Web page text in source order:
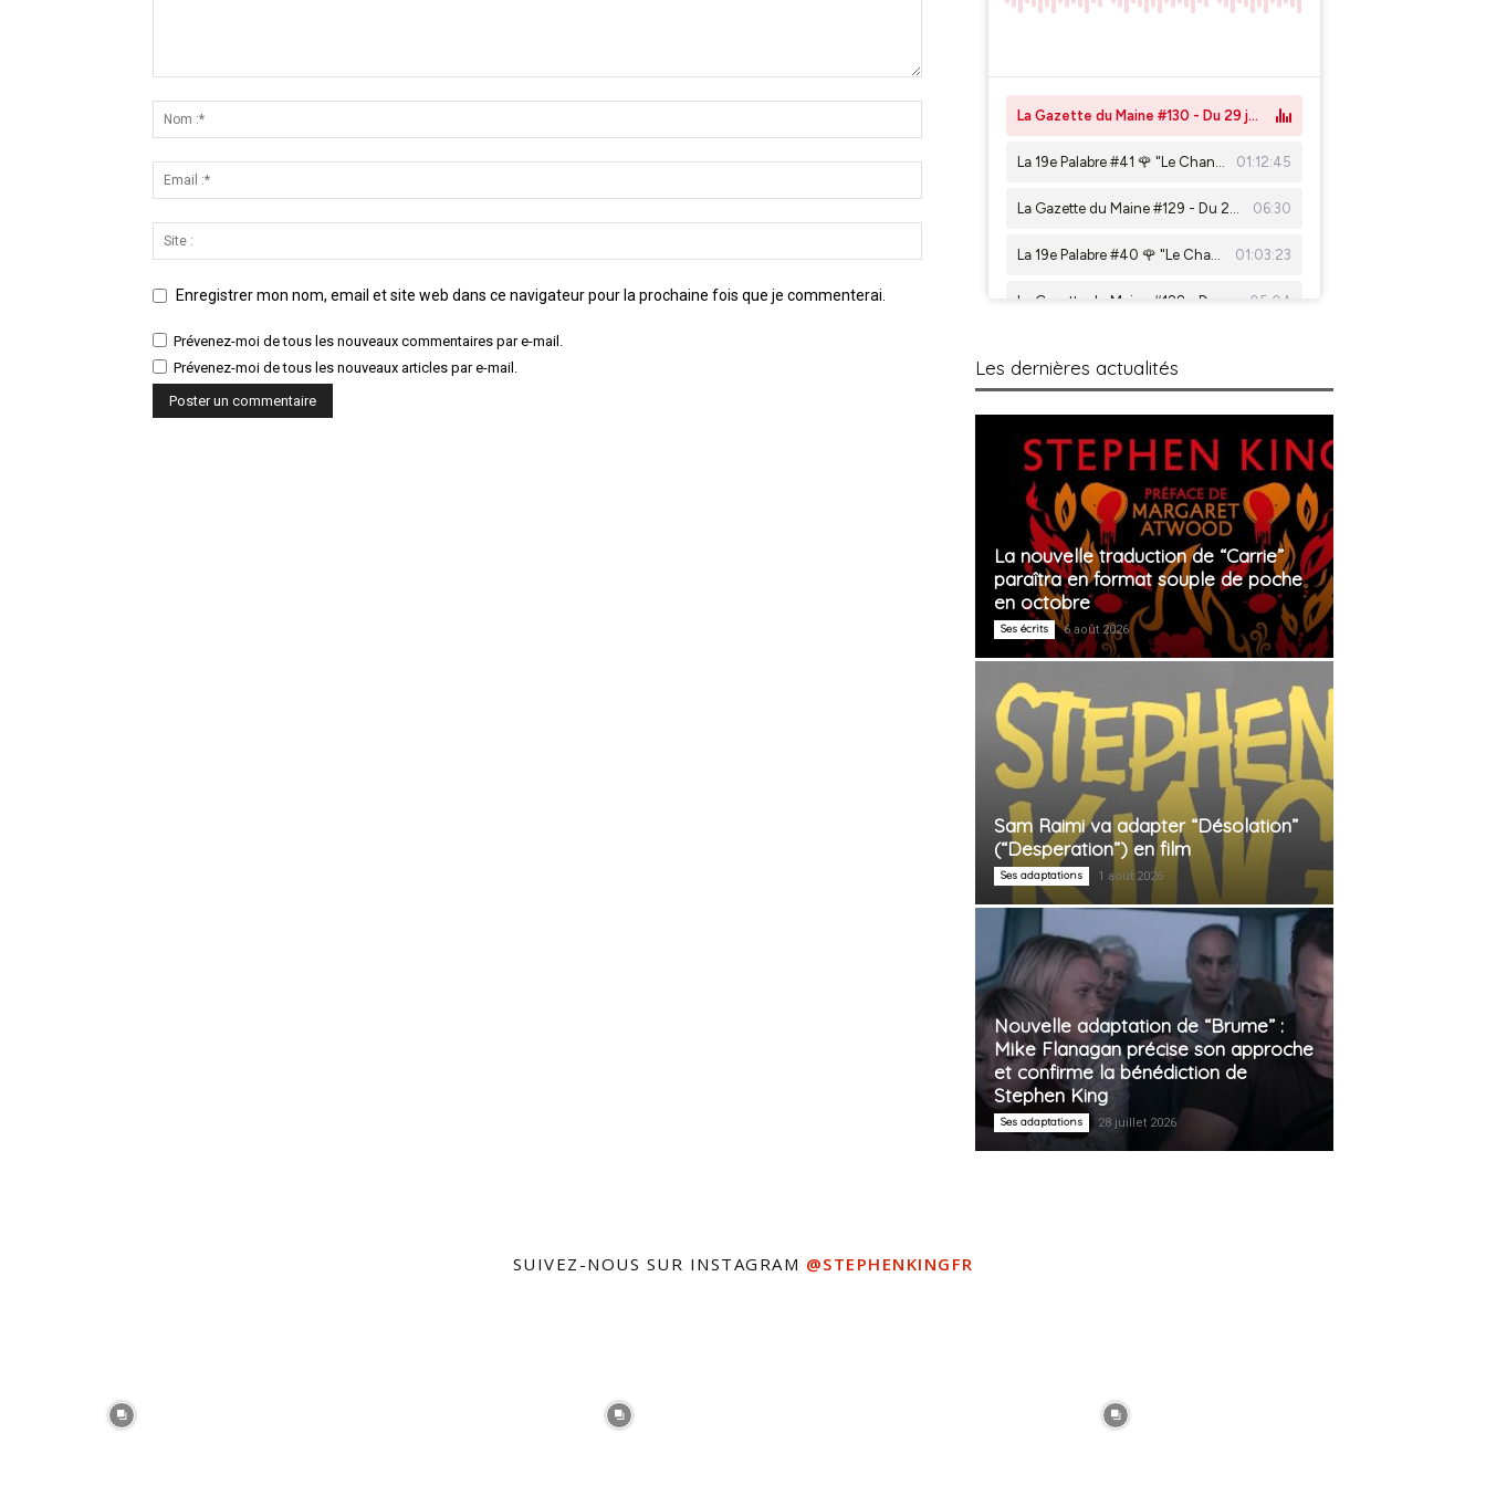
Enregistrer mon nom, email et site web dans ce navigateur pour la prochaine fois que je commenterai.
Prévenez-moi de tous les nouveaux commentaires par e-mail.
Prévenez-moi de tous les nouveaux articles par e-mail.
Les dernières actualités
La nouvelle traduction de “Carrie”
paraîtra en format souple de poche
en octobre
Ses écrits 6 août 2026
Sam Raimi va adapter “Désolation”
(“Desperation”) en film
Ses adaptations 1 août 2026
Nouvelle adaptation de “Brume” :
Mike Flanagan précise son approche
et confirme la bénédiction de
Stephen King
Ses adaptations 28 juillet 2026
SUIVEZ-NOUS SUR INSTAGRAM @STEPHENKINGFR